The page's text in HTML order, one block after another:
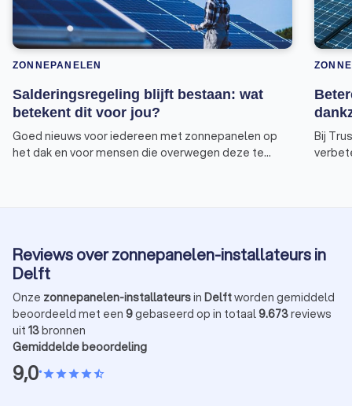
ZONNEPANELEN
Salderingsregeling blijft bestaan: wat
betekent dit voor jou?
Goed nieuws voor iedereen met zonnepanelen op
het dak en voor mensen die overwegen deze te
Bij
leidt
Reviews over zonnepanelen-installateurs in
Delft
Onze zonnepanelen-installateursin Delftworden gemiddeld
beoordeeld met een 9gebaseerd op in totaal9.673reviews
uit 13bronnen
Gemiddelde beoordeling
9,0•starstarstarstarstar_half